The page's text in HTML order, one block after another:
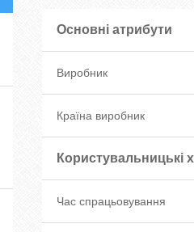
Основні атрибути
Виробник
Країна виробник
Користувальницькі
Час спрацьовування